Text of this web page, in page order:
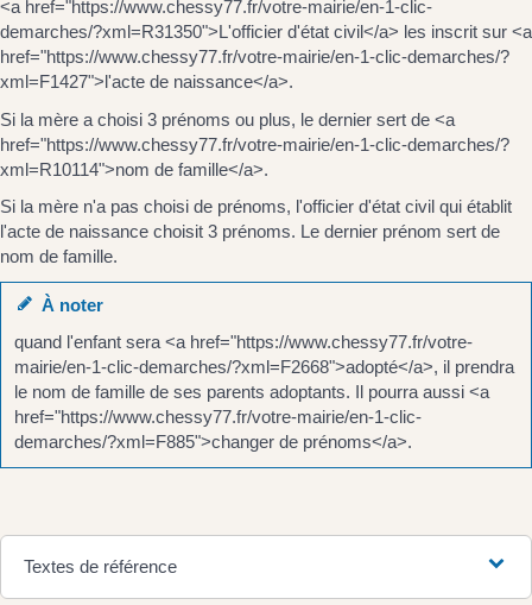
<a href="https://www.chessy77.fr/votre-mairie/en-1-clic-
demarches/?xml=R31350">L'officier d'état civil</a> les inscrit sur <a
href="https://www.chessy77.fr/votre-mairie/en-1-clic-demarches/?
xml=F1427">l'acte de naissance</a>.
Si la mère a choisi 3 prénoms ou plus, le dernier sert de <a
href="https://www.chessy77.fr/votre-mairie/en-1-clic-demarches/?
xml=R10114">nom de famille</a>.
Si la mère n'a pas choisi de prénoms, l'officier d'état civil qui établit
l'acte de naissance choisit 3 prénoms. Le dernier prénom sert de
nom de famille.
À noter
quand l'enfant sera <a href="https://www.chessy77.fr/votre-
mairie/en-1-clic-demarches/?xml=F2668">adopté</a>, il prendra
le nom de famille de ses parents adoptants. Il pourra aussi <a
href="https://www.chessy77.fr/votre-mairie/en-1-clic-
demarches/?xml=F885">changer de prénoms</a>.
Textes de référence